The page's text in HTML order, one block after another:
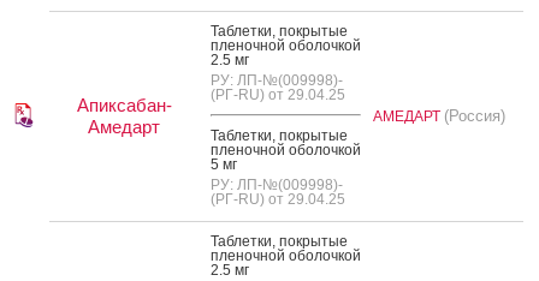
Апиксабан-
Амедарт
Таб­летки, пок­ры­тые
пле­ноч­ной обо­лоч­кой
2.5 мг
РУ: ЛП-№(009998)-
(РГ-RU) от 29.04.25
Таб­летки, пок­ры­тые
пле­ноч­ной обо­лоч­кой
5 мг
РУ: ЛП-№(009998)-
(РГ-RU) от 29.04.25
АМЕДАРТ (Россия)
Таб­летки, пок­ры­тые
пле­ноч­ной обо­лоч­кой
2.5 мг